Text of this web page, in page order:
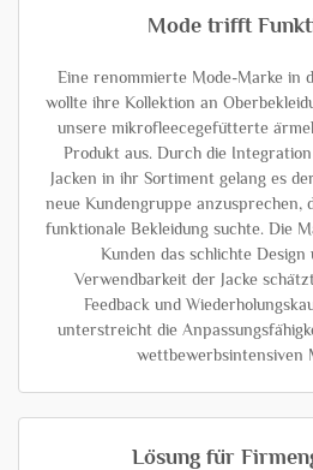
Mode trifft
Eine renommierte Mode-Marke in
wollte ihre Kollektion an
unsere mikrofleecegefütterte
Produkt aus. Durch die
Jacken in ihr Sortiment gelang es
neue Kundengruppe anzusprechen,
funktionale Bekleidung suchte. Die
Kunden das schlichte Design
Verwendbarkeit der Jacke
Feedback und
unterstreicht die
wettbewerbsintensiven
Lösung für